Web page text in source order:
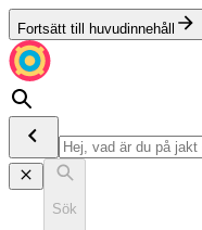
Fortsätt till huvudinnehåll
Sök